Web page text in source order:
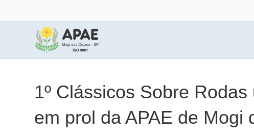
1º Clássicos Sobre
em prol da APAE de Mogi